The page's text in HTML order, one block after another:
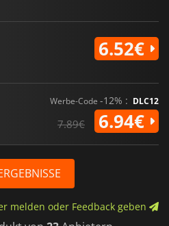
6.52€
Werbe-Code -12% : DLC12
7.89€ 6.94€
melden oder Feedback geben